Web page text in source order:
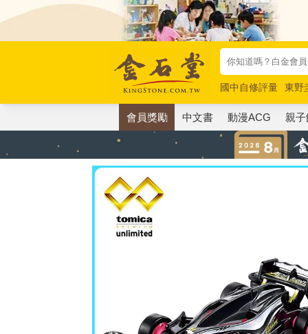
國中自修評量
東野
唯紅花綻放
奧德賽
會員獎勵 中文書 動漫ACG 親